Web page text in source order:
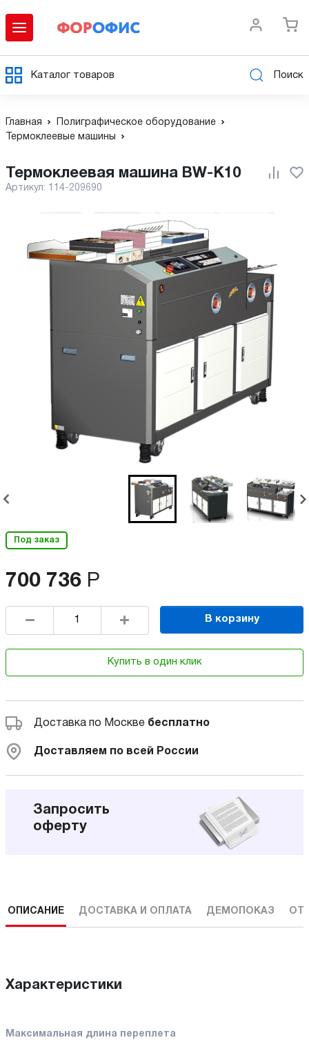
Каталог товаров Поиск
Главная
Полиграфическое оборудование
Термоклеевые машины
Термоклеевая машина BW-K10
Артикул: 114-209690
Под заказ
700 736 Р
В корзину
Купить в один клик
Доставка по Москве бесплатно
Доставляем по всей России
Запросить
оферту
ОПИСАНИЕ ДОСТАВКА И ОПЛАТА ДЕМОПОКАЗ
Характеристики
Максимальная длина переплета